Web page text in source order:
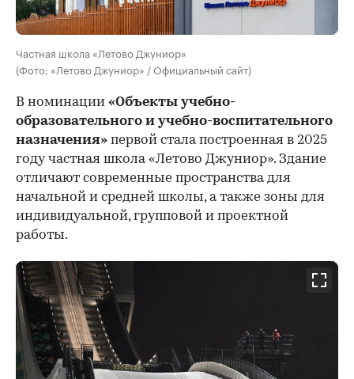
Частная школа «Летово Джуниор»
(Фото: «Летово Джуниор» / Официальный сайт)
В номинации «Объекты учебно-
образовательного и учебно-воспитательного
назначения» первой стала построенная в 2025
году частная школа «Летово Джуниор». Здание
отличают современные пространства для
начальной и средней школы, а также зоны для
индивидуальной, групповой и проектной
работы.